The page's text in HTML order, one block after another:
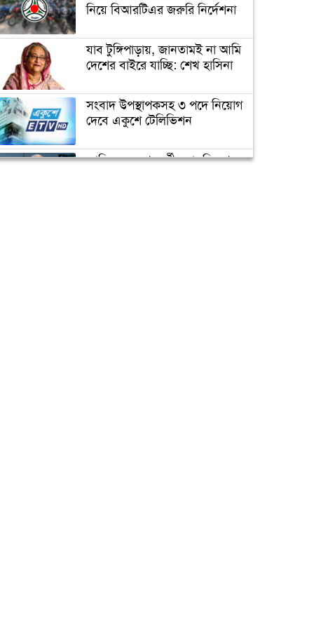
ভাঙচুর, কানাডা প্রবাসী আটক
মেহেদীর রং না মিটতেই কলিকে
বিধবা করলো সন্ত্রাসীরা
ডিসির বাসভবনে পুলিশ
নিয়ে বিআরটিএর জরুরি নির্দেশনা
যাব টুঙ্গিপাড়ায়, জানতামই না আমি
দেশের বাইরে যাচ্ছি: শেখ হাসিনা
সংবাদ উপস্থাপকসহ ৩ পদে নিয়োগ
দেবে একুশে টেলিভিশন
জাতিসংঘের পরবর্তী মহাসচিব পদে